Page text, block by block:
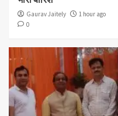
Gaurav Jaitely
1 hour ago
0